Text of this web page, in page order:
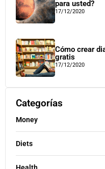
para usted?
17/12/2020
Cómo crear
gratis
17/12/2020
Categorías
Money
Diets
Health